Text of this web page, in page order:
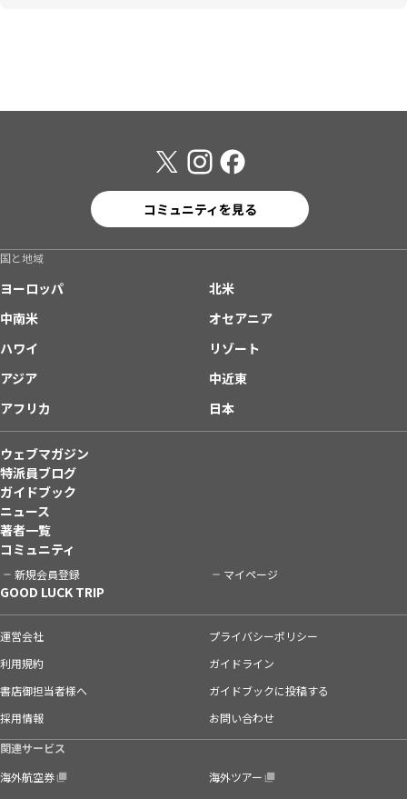
コミュニティを見る
国と地域
ヨーロッパ
北米
中南米
オセアニア
ハワイ
リゾート
アジア
中近東
アフリカ
日本
ウェブマガジン
特派員ブログ
ガイドブック
ニュース
著者一覧
コミュニティ
新規会員登録 マイページ
GOOD LUCK TRIP
運営会社
プライバシーポリシー
利用規約
ガイドライン
書店御担当者様へ
ガイドブックに投稿する
採用情報
お問い合わせ
関連サービス
海外航空券
海外ツアー